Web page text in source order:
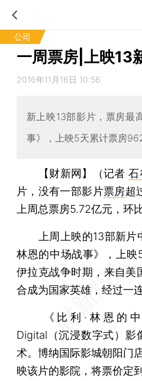
公司
一周票房|上映13
2016年11月16日 10:56
新上映13部影片，票房最
事》，上映5天累计票房
【财新网】（记者石
片，没有一部影片票房超
上周总票房5.72亿元，环
上周上映的13部新片
林恩的中场战事》，上
伊拉克战争时期，来自美
合成为国家英雄，经过一
《比利·林恩的中
Digital（沉浸数字式）影
术。博纳国际影城朝阳门
映该片的影院，将票价定